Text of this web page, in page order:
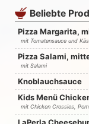
Beliebte
Pizza Margarita,
mit Tomatensauce und
Pizza Salami,
mit Salami
Knoblauchsauce
Kids Menü
mit Chicken Crossies,